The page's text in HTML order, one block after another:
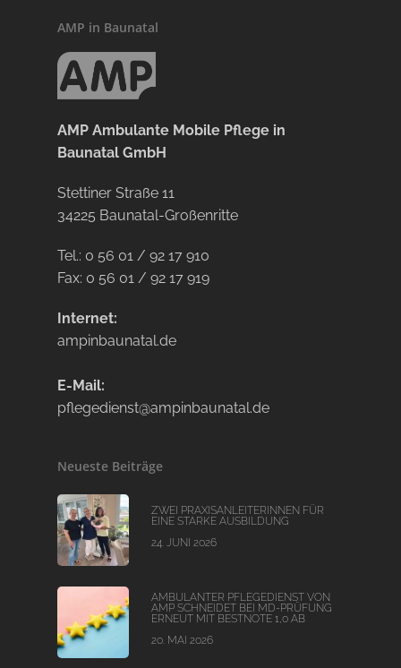
AMP in Baunatal
AMP Ambulante Mobile Pflege in
Baunatal GmbH
Stettiner Straße 11
34225 Baunatal-Großenritte
Tel.: 0 56 01 / 92 17 910
Fax: 0 56 01 / 92 17 919
Internet:
ampinbaunatal.de
E-Mail:
pflegedienst@ampinbaunatal.de
Neueste Beiträge
ZWEI PRAXISANLEITERINNEN FÜR
EINE STARKE AUSBILDUNG
24. JUNI 2026
AMBULANTER PFLEGEDIENST VON
AMP SCHNEIDET BEI MD-PRÜFUNG
ERNEUT MIT BESTNOTE 1,0 AB
20. MAI 2026